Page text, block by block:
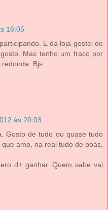
16:05
E da loja gostei de
Mas tenho um fraco por
Bjs
às 20:03
Gosto de tudo ou quase tudo
amo, na real tudo de poás,
d+ ganhar. Quem sabe vai